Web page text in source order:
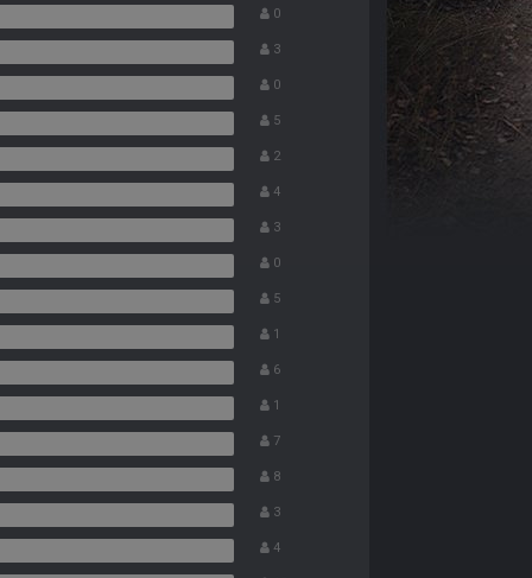
0
3
0
5
2
4
3
0
5
1
6
1
7
8
3
4